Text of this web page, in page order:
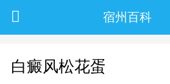
宿州百科
白癜风松花蛋